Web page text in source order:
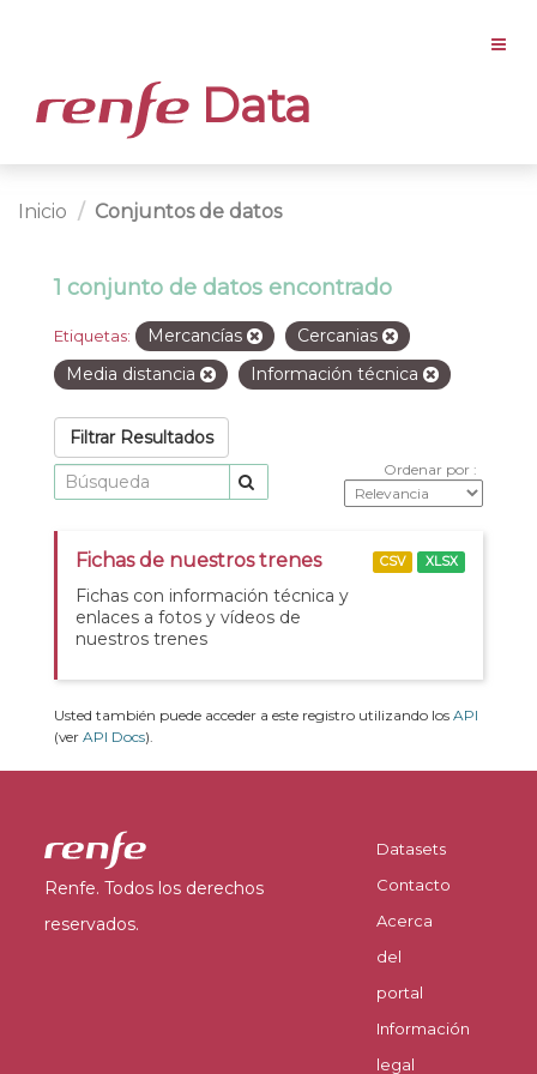
Data
Inicio Conjuntos de datos
1 conjunto de datos encontrado
Etiquetas: Mercancías
Cercanias
Media distancia
Información técnica
Filtrar Resultados
Ordenar por
Fichas de nuestros trenes
Fichas con información técnica y
enlaces a fotos y vídeos de
nuestros trenes
CSV XLSX
Usted también puede acceder a este registro utilizando los API
(ver API Docs).
Renfe. Todos los derechos
reservados.
Datasets
Contacto
Acerca
del
portal
Información
legal